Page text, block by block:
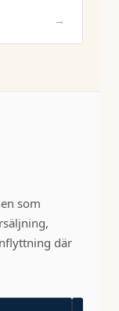
→
som
där